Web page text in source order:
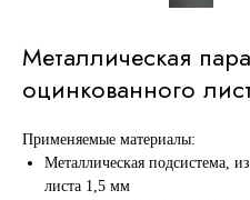
Металлическая
оцинкованного
Применяемые материалы:
Металлическая подсистема,
листа 1,5 мм